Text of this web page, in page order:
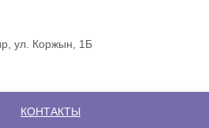
ул. Коржын, 1Б
КОНТАКТЫ